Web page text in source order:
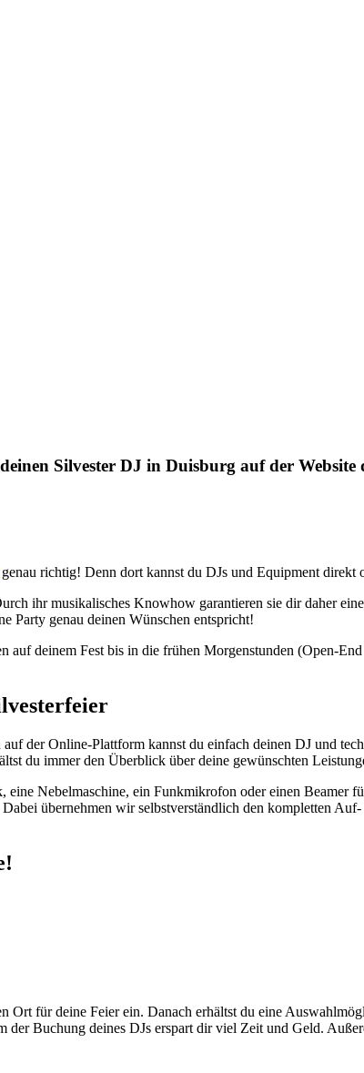
Silvester DJ in Duisburg auf der Website
genau richtig! Denn dort kannst du DJs und Equipment direkt
ihr musikalisches Knowhow garantieren sie dir daher
Party genau deinen Wünschen entspricht!
deinem Fest bis in die frühen Morgenstunden (Open-
auf der Online-Plattform kannst du einfach deinen DJ und
du immer den Überblick über deine gewünschten
Nebelmaschine, ein Funkmikrofon oder einen Beamer
übernehmen wir selbstverständlich den kompletten
Ort für deine Feier ein. Danach erhältst du eine
der Buchung deines DJs erspart dir viel Zeit und Geld.